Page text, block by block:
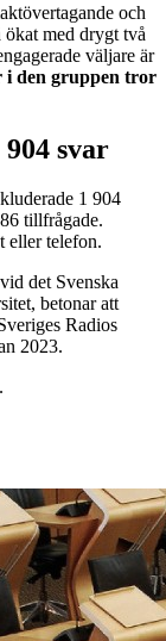
och
ökat med drygt två
väljare är
i den gruppen tror
svar
1 904
tillfrågade.
eller telefon.
det Svenska
betonar att
Radios
2023.